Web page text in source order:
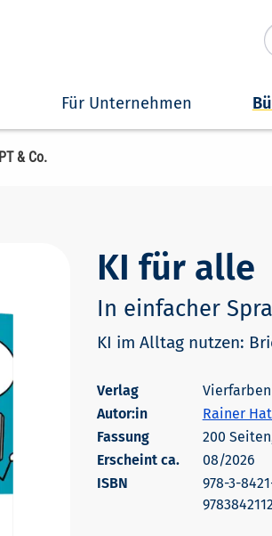
Für Unternehmen
& Co.
KI für alle
In einfacher
KI im Alltag nutzen:
Autor:in
Rainer
200
Erscheint ca.
08/2026
978-3-